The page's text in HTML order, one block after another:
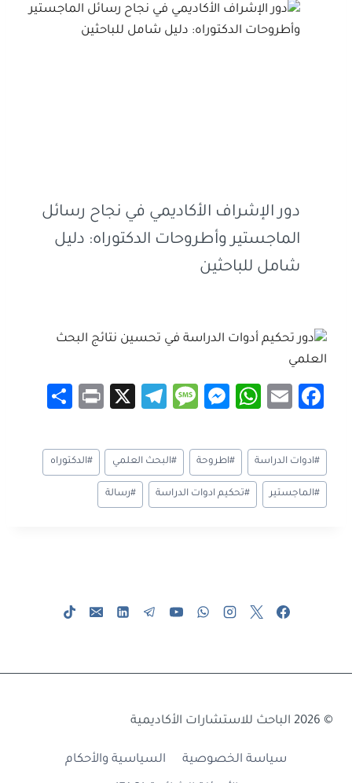
دور الإشراف الأكاديمي في نجاح رسائل
الماجستير وأطروحات الدكتوراه: دليل
شامل للباحثين
Fa
b
o
ok
E
ail
W
at
sA
p
M
se
n
g
M
sa
g
e
Te
gr
a
m
X
Pr
t
ar
e
وسوم
المقال:
#ادوات الدراسة #اطروحة #البحث العلمي #الدكتوراه
#الماجستير #تحكيم ادوات الدراسة #رسالة
© 2026 الباحث للاستشارات الأكاديمية
سياسة الخصوصية السياسية والأحكام